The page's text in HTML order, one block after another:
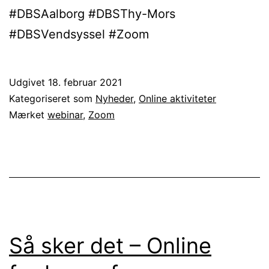
#DBSAalborg #DBSThy-Mors
#DBSVendsyssel #Zoom
Udgivet 18. februar 2021
Kategoriseret som Nyheder, Online aktiviteter
Mærket webinar, Zoom
Så sker det – Online